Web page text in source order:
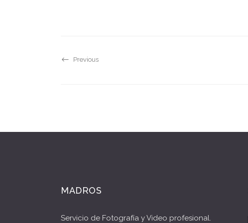
Previous
MADROS
Servicio de Fotografía y Video profesional.